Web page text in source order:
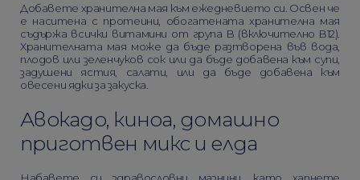
Добавете хранителна мая към ежедневието си. Освен че
е наситена с протеини, обогатената хранителна мая
съдържа всички витамини от група B (включително B12).
Хранителната мая може да бъде разтворена във вода,
плодов или зеленчуков сок или да бъде добавена към супи,
задушени ястия, салати, или да бъде добавена към
овесени ядки за закуска.
Авокадо, киноа, домашно
приготвен микс и елда
Набавете си здравословни мазнини, като хапнете